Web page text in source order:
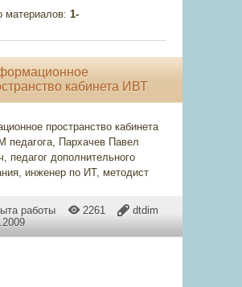
материалов: 1-
кабинета ИВТ
пространство кабинета
педагога, Пархачев Павел
педагог дополнительного
инженер по ИТ, методист
работы 2261
dtdim